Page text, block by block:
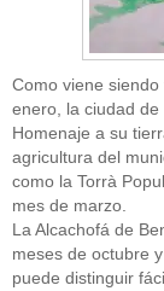
Como viene
enero, la ciudad
Homenaje a su
agricultura del
como la Torrà
mes de marzo.
La Alcachofá de
meses de octubre
puede distinguir